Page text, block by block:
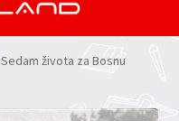
Sedam života za Bosnu